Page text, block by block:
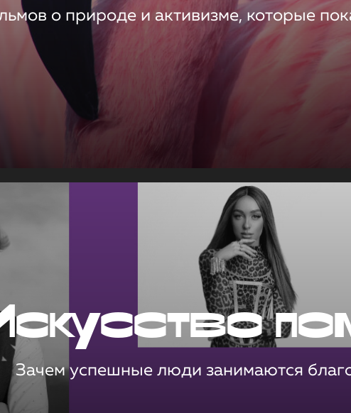
о природе и активизме, которые
Зачем успешные люди занимаются